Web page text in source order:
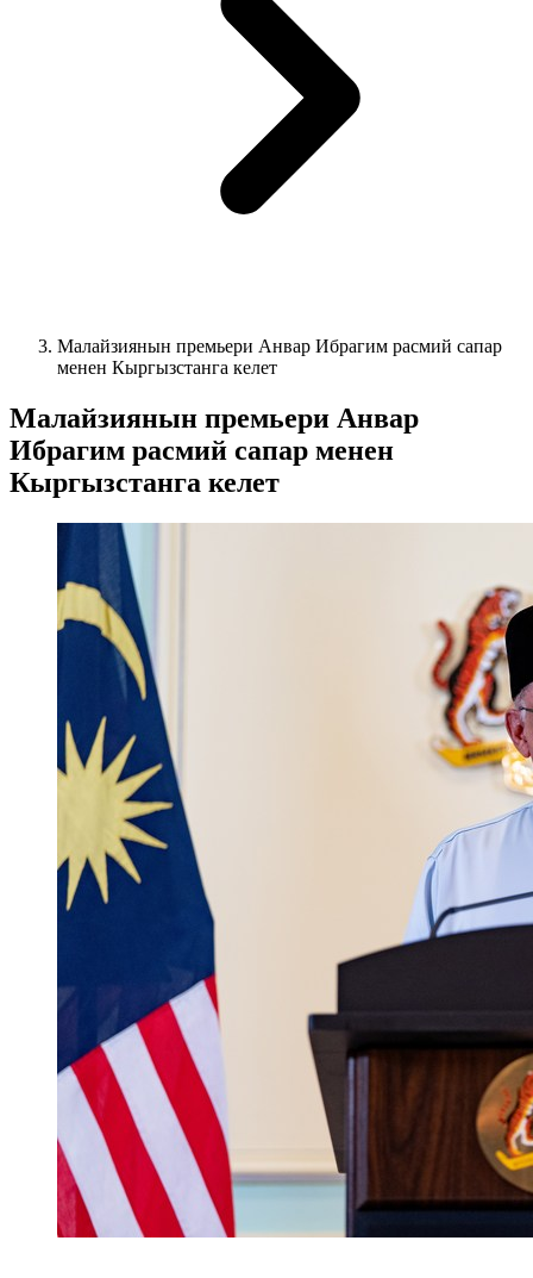
Малайзиянын премьери Анвар Ибрагим расмий сапар
менен Кыргызстанга келет
Малайзиянын премьери Анвар
Ибрагим расмий сапар менен
Кыргызстанга келет